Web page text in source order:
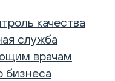
качества
служба
врачам
бизнеса